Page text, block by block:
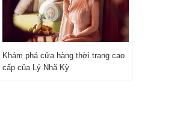
Khám phá cửa hàng thời trang cao
cấp của Lý Nhã Kỳ